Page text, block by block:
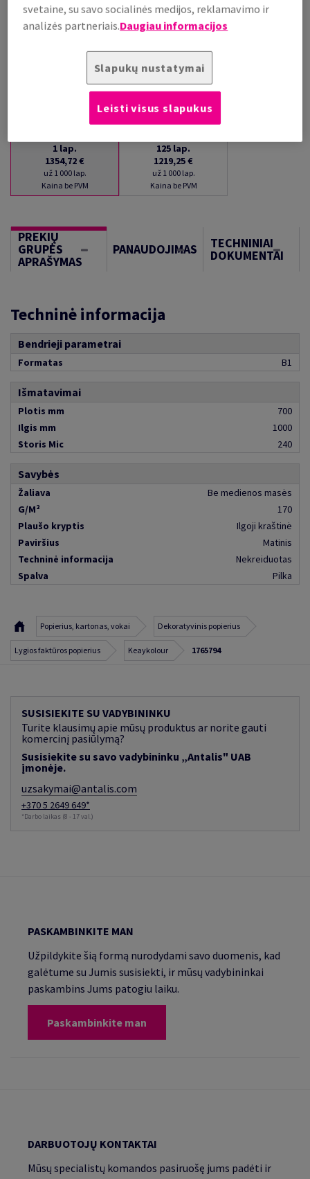
lap.
1 lap.
1354,72 €
už 1 000 lap.
Kaina be PVM
125 lap.
1219,25 €
už 1 000 lap.
Kaina be PVM
PREKIŲ
GRUPĖS
APRAŠYMAS
PANAUDOJIMAS TECHNINIAI
DOKUMENTAI
Techninė informacija
Bendrieji parametrai
Formatas B1
Išmatavimai
Plotis mm
700
Ilgis mm
1000
Storis Mic
240
Savybės
Žaliava
Be medienos masės
G/M²
170
Plaušo kryptis
Ilgoji kraštinė
Paviršius
Matinis
Techninė informacija
Nekreiduotas
Spalva
Pilka
Popierius, kartonas, vokai Dekoratyvinis popierius
Lygios faktūros popierius Keaykolour 1765794
SUSISIEKITE SU VADYBININKU
Turite klausimų apie mūsų produktus ar norite gauti
komercinį pasiūlymą?
Susisiekite su savo vadybininku „Antalis" UAB
įmonėje.
uzsakymai@antalis.com
+370 5 2649 649*
*Darbo laikas (8 - 17 val.)
PASKAMBINKITE MAN
Užpildykite šią formą nurodydami savo duomenis, kad
galėtume su Jumis susisiekti, ir mūsų vadybininkai
paskambins Jums patogiu laiku.
Paskambinkite man
DARBUOTOJŲ KONTAKTAI
Mūsų specialistų komandos pasiruošę jums padėti ir
svetaine, su savo socialinės medijos, reklamavimo ir
analizės partneriais.Daugiau informacijos
Slapukų nustatymai
Leisti visus slapukus